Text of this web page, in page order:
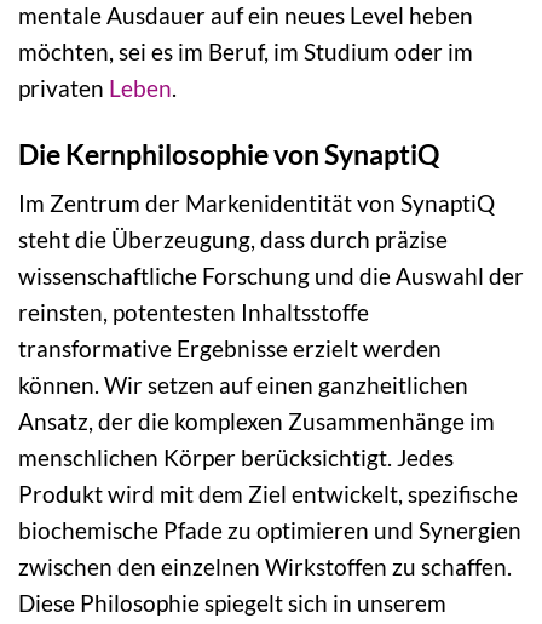
mentale Ausdauer auf ein neues Level heben
möchten, sei es im Beruf, im Studium oder im
privaten Leben.
Die Kernphilosophie von SynaptiQ
Im Zentrum der Markenidentität von SynaptiQ
steht die Überzeugung, dass durch präzise
wissenschaftliche Forschung und die Auswahl der
reinsten, potentesten Inhaltsstoffe
transformative Ergebnisse erzielt werden
können. Wir setzen auf einen ganzheitlichen
Ansatz, der die komplexen Zusammenhänge im
menschlichen Körper berücksichtigt. Jedes
Produkt wird mit dem Ziel entwickelt, spezifische
biochemische Pfade zu optimieren und Synergien
zwischen den einzelnen Wirkstoffen zu schaffen.
Diese Philosophie spiegelt sich in unserem